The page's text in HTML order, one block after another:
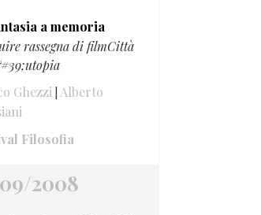
a memoria
rassegna di filmCittà
Ghezzi Alberto
Filosofia
2008